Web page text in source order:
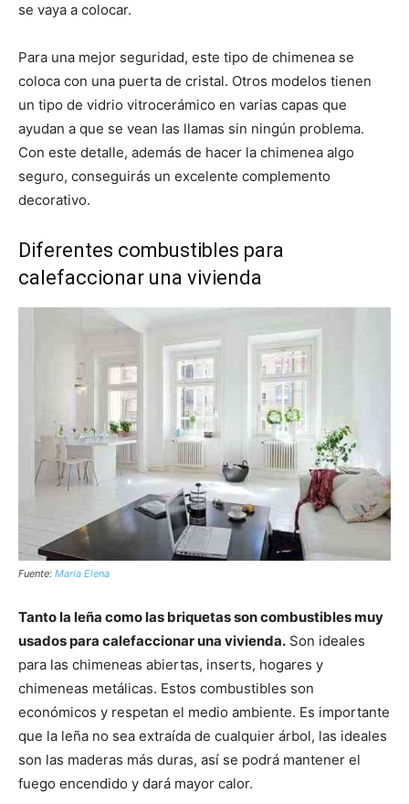
se vaya a colocar.
Para una mejor seguridad, este tipo de chimenea se
coloca con una puerta de cristal. Otros modelos tienen
un tipo de vidrio vitrocerámico en varias capas que
ayudan a que se vean las llamas sin ningún problema.
Con este detalle, además de hacer la chimenea algo
seguro, conseguirás un excelente complemento
decorativo.
Diferentes combustibles para
calefaccionar una vivienda
Fuente: Maria Elena
Tanto la leña como las briquetas son combustibles muy
usados para calefaccionar una vivienda. Son ideales
para las chimeneas abiertas, inserts, hogares y
chimeneas metálicas. Estos combustibles son
económicos y respetan el medio ambiente. Es importante
que la leña no sea extraída de cualquier árbol, las ideales
son las maderas más duras, así se podrá mantener el
fuego encendido y dará mayor calor.